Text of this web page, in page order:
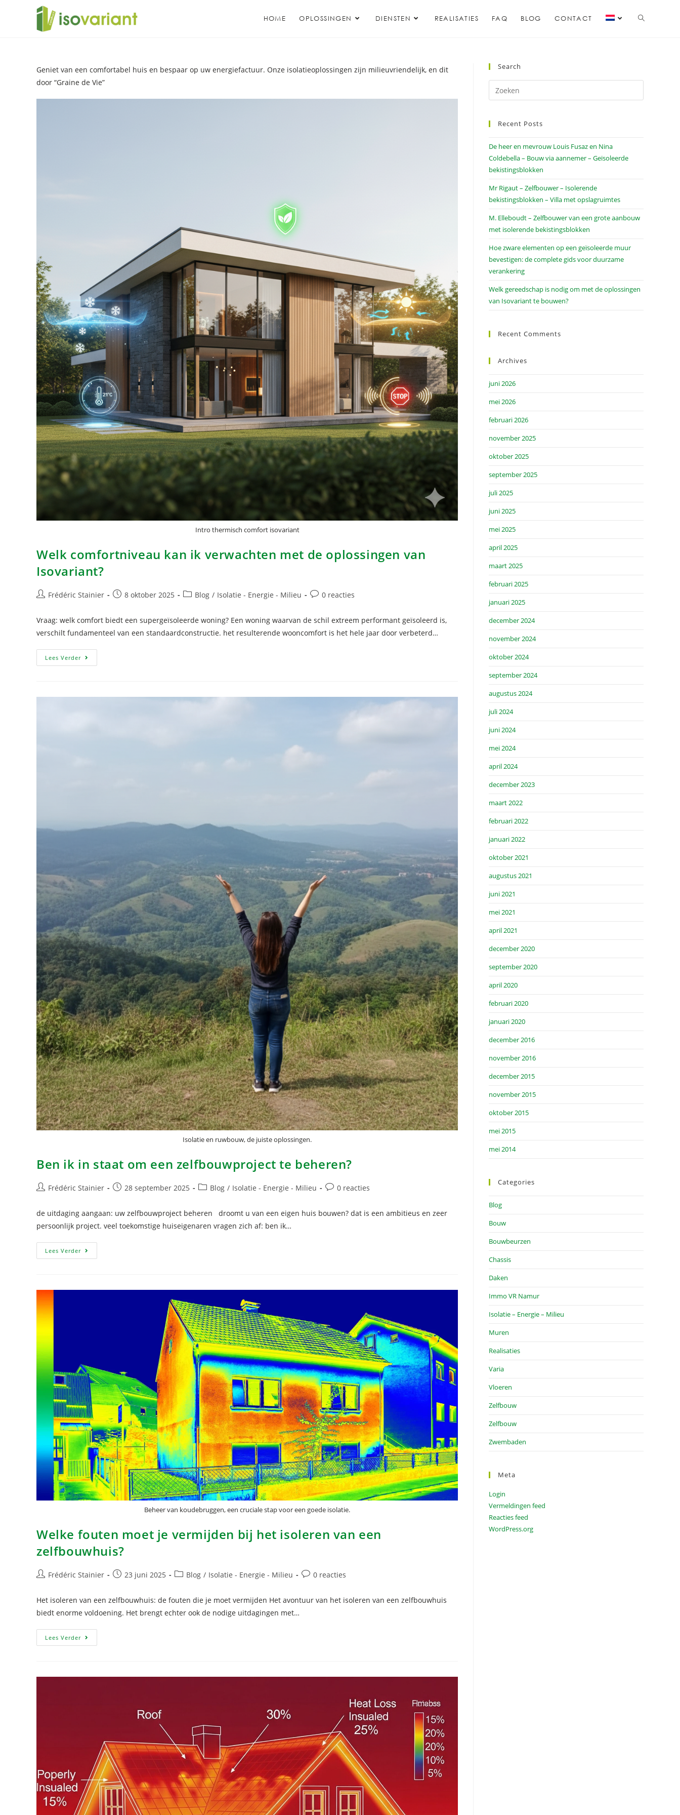
HOME OPLOSSINGEN DIENSTEN REALISATIES FAQ BLOG CONTACT
Geniet van een comfortabel huis en bespaar op uw energiefactuur. Onze isolatieoplossingen zijn milieuvriendelijk, en dit
door “Graine de Vie”
Intro thermisch comfort isovariant
Welk comfortniveau kan ik verwachten met de oplossingen van
Isovariant?
Frédéric Stainier 8 oktober 2025 Blog / Isolatie - Energie - Milieu 0 reacties
Vraag: welk comfort biedt een supergeïsoleerde woning? Een woning waarvan de schil extreem performant geïsoleerd is,
verschilt fundamenteel van een standaardconstructie. het resulterende wooncomfort is het hele jaar door verbeterd…
Lees Verder
Isolatie en ruwbouw, de juiste oplossingen.
Ben ik in staat om een zelfbouwproject te beheren?
Frédéric Stainier 28 september 2025 Blog / Isolatie - Energie - Milieu 0 reacties
de uitdaging aangaan: uw zelfbouwproject beheren droomt u van een eigen huis bouwen? dat is een ambitieus en zeer
persoonlijk project. veel toekomstige huiseigenaren vragen zich af: ben ik…
Lees Verder
Beheer van koudebruggen, een cruciale stap voor een goede isolatie.
Welke fouten moet je vermijden bij het isoleren van een
zelfbouwhuis?
Frédéric Stainier 23 juni 2025 Blog / Isolatie - Energie - Milieu 0 reacties
Het isoleren van een zelfbouwhuis: de fouten die je moet vermijden Het avontuur van het isoleren van een zelfbouwhuis
biedt enorme voldoening. Het brengt echter ook de nodige uitdagingen met…
Lees Verder
Search
Recent Posts
De heer en mevrouw Louis Fusaz en Nina
Coldebella – Bouw via aannemer – Geïsoleerde
bekistingsblokken
Mr Rigaut – Zelfbouwer – Isolerende
bekistingsblokken – Villa met opslagruimtes
M. Elleboudt – Zelfbouwer van een grote aanbouw
met isolerende bekistingsblokken
Hoe zware elementen op een geïsoleerde muur
bevestigen: de complete gids voor duurzame
verankering
Welk gereedschap is nodig om met de oplossingen
van Isovariant te bouwen?
Recent Comments
Archives
juni 2026
mei 2026
februari 2026
november 2025
oktober 2025
september 2025
juli 2025
juni 2025
mei 2025
april 2025
maart 2025
februari 2025
januari 2025
december 2024
november 2024
oktober 2024
september 2024
augustus 2024
juli 2024
juni 2024
mei 2024
april 2024
december 2023
maart 2022
februari 2022
januari 2022
oktober 2021
augustus 2021
juni 2021
mei 2021
april 2021
december 2020
september 2020
april 2020
februari 2020
januari 2020
december 2016
november 2016
december 2015
november 2015
oktober 2015
mei 2015
mei 2014
Categories
Blog
Bouw
Bouwbeurzen
Chassis
Daken
Immo VR Namur
Isolatie – Energie – Milieu
Muren
Realisaties
Varia
Vloeren
Zelfbouw
Zelfbouw
Zwembaden
Meta
Login
Vermeldingen feed
Reacties feed
WordPress.org